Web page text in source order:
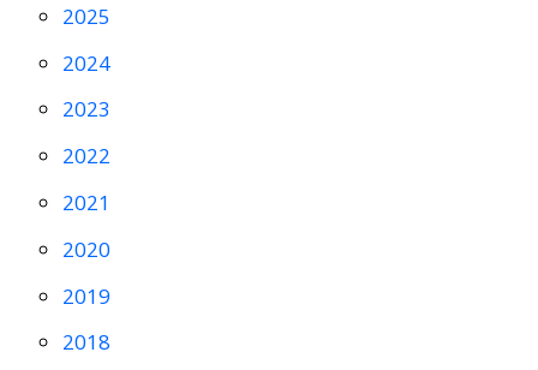
2025
2024
2023
2022
2021
2020
2019
2018